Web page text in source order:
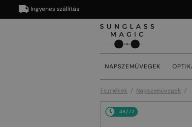
Ingyenes szállítás
NAPSZEMÜVEGEK
Termékek Napszemüvegek
48/72